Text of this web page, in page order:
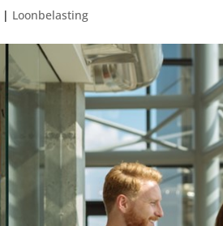
| Loonbelasting